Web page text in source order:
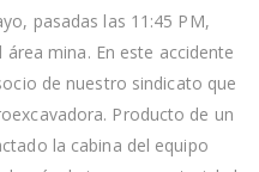
ACCIDENTE
LABORAL
QUE
INVOLUCRÓ
A
OPERADOR
DE
RETROEXCAVADORA
pasadas las 11:45 PM,
mina. En este accidente
de nuestro sindicato que
Producto de un
la cabina del equipo